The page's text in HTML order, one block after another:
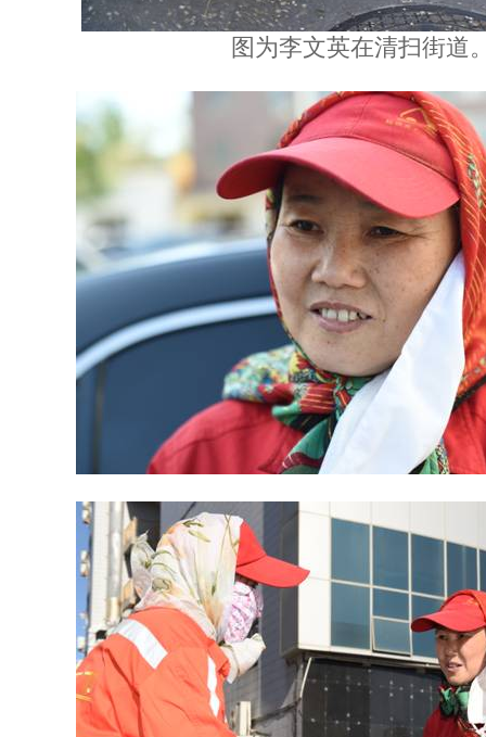
图为李文英在清扫街道